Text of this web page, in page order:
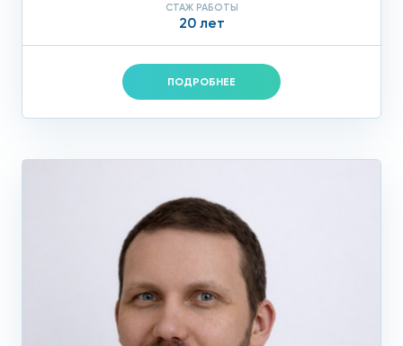
СТАЖ РАБОТЫ
20 лет
ПОДРОБНЕЕ